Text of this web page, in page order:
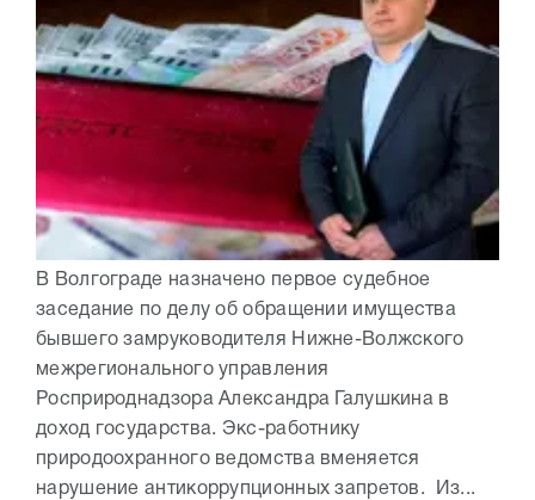
В Волгограде назначено первое судебное
заседание по делу об обращении имущества
бывшего замруководителя Нижне-Волжского
межрегионального управления
Росприроднадзора Александра Галушкина в
доход государства. Экс-работнику
природоохранного ведомства вменяется
нарушение антикоррупционных запретов. Из...